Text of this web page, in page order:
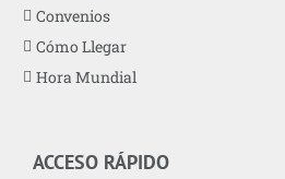
Convenios
Cómo Llegar
Hora Mundial
ACCESO RÁPIDO